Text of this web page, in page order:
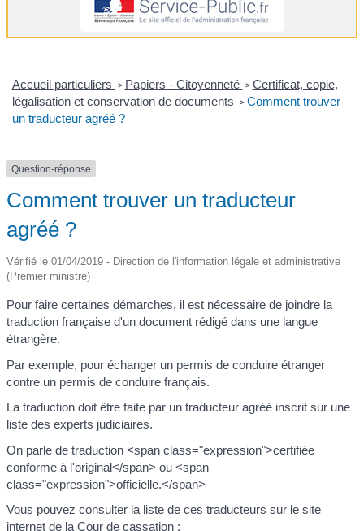
Accueil particuliers > Papiers - Citoyenneté > Certificat, copie,
légalisation et conservation de documents > Comment trouver
un traducteur agréé ?
Question-réponse
Comment trouver un traducteur
agréé ?
Vérifié le 01/04/2019 - Direction de l'information légale et administrative
(Premier ministre)
Pour faire certaines démarches, il est nécessaire de joindre la
traduction française d'un document rédigé dans une langue
étrangère.
Par exemple, pour échanger un permis de conduire étranger
contre un permis de conduire français.
La traduction doit être faite par un traducteur agréé inscrit sur une
liste des experts judiciaires.
On parle de traduction <span class="expression">certifiée
conforme à l'original</span> ou <span
class="expression">officielle.</span>
Vous pouvez consulter la liste de ces traducteurs sur le site
internet de la Cour de cassation :